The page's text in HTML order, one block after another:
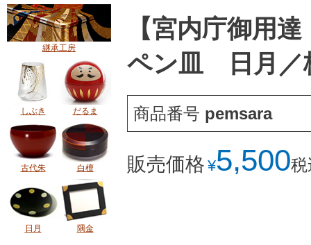
継承工房
しぶき だるま
古代朱 白檀
日月 隅金
【宮内庁御用
ペン皿 日月／
商品番号 pemsara
販売価格 ¥5,500税